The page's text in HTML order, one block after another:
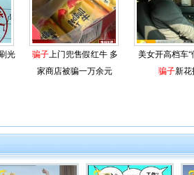
光
骗子上门兜售假红牛 多
家商店被骗一万余元
美女开高档车“
骗子新花